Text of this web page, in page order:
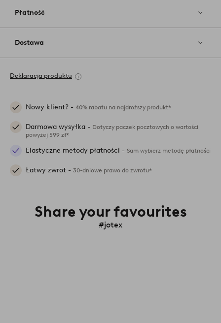
Płatność
Dostawa
Deklaracja produktu
Nowy klient? - 40% rabatu na najdroższy produkt*
Darmowa wysyłka - Dotyczy paczek pocztowych o wartości
powyżej 599 zł*
Elastyczne metody płatności - Sam wybierz metodę płatności
Łatwy zwrot - 30-dniowe prawo do zwrotu*
Share your favourites
#jotex